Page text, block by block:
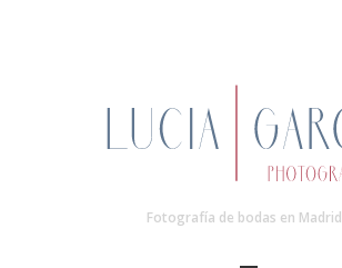
Fotografía de bodas en Madrid